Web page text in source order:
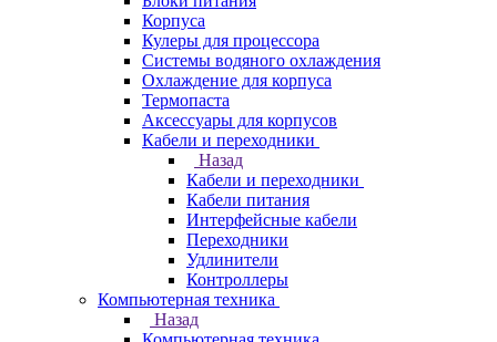
Корпуса
Кулеры для процессора
Системы водяного охлаждения
Охлаждение для корпуса
Термопаста
Аксессуары для корпусов
Кабели и переходники
Назад
Кабели и переходники
Кабели питания
Интерфейсные кабели
Переходники
Удлинители
Контроллеры
Компьютерная техника
Назад